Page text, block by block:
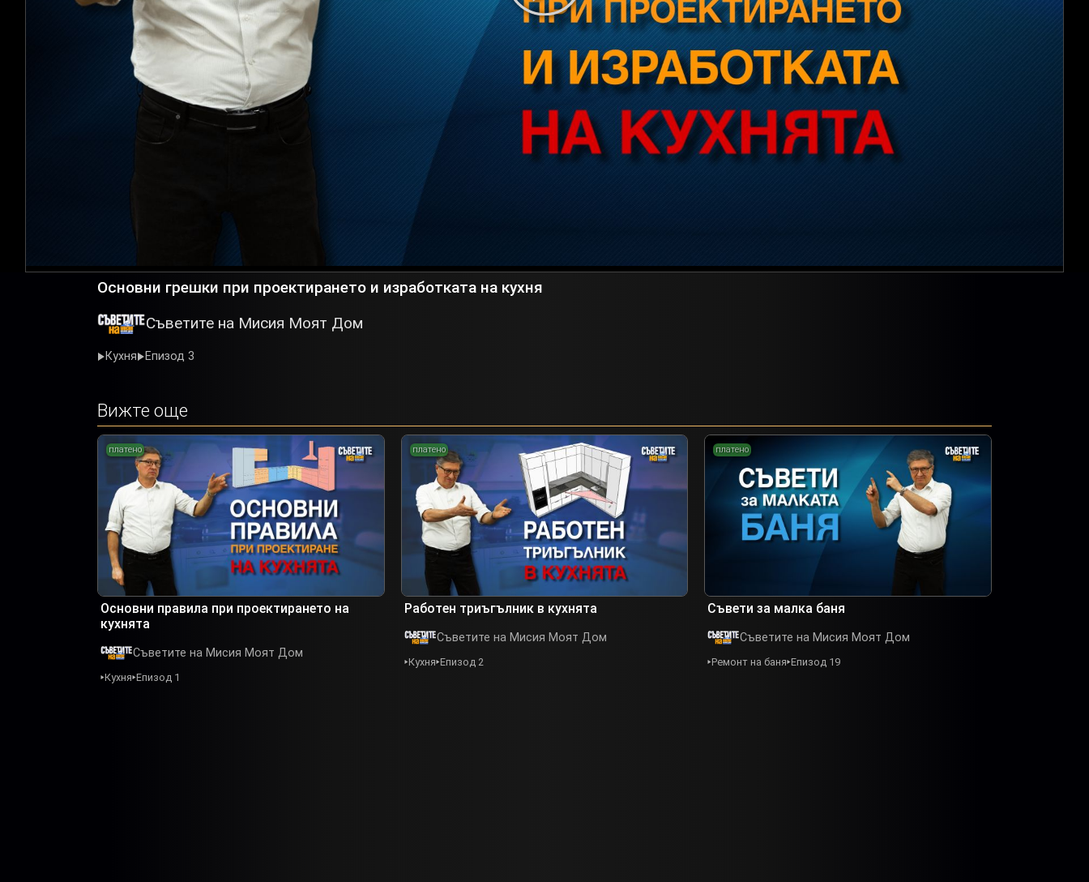
Основни грешки при проектирането и изработката на кухня
Съветите на Мисия Моят Дом
Кухня Епизод 3
Вижте още
платено
Основни правила при проектирането на
кухнята
Съветите на Мисия Моят Дом
Кухня Епизод 1
платено
Работен триъгълник в кухнята
Съветите на Мисия Моят Дом
Кухня Епизод 2
платено
Съвети за малка баня
Съветите на Мисия Моят Дом
Ремонт на баня Епизод 19